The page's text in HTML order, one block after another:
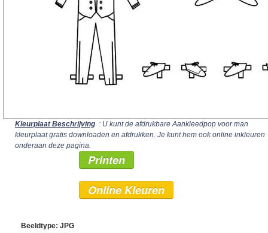
Kleurplaat Beschrijving : U kunt de afdrukbare Aankleedpop voor man
kleurplaat gratis downloaden en afdrukken. Je kunt hem ook online inkleuren
onderaan deze pagina.
Printen
Online Kleuren
Beeldtype: JPG